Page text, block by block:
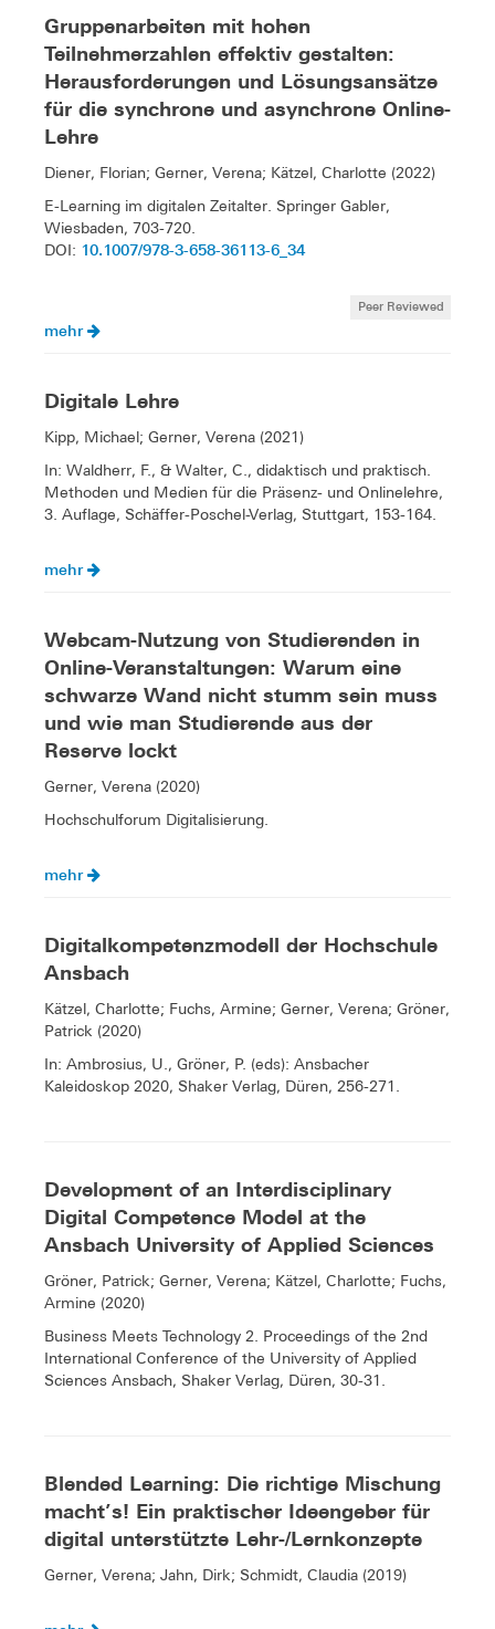
Gruppenarbeiten mit hohen
Teilnehmerzahlen effektiv gestalten:
Herausforderungen und Lösungsansätze
für die synchrone und asynchrone Online-
Lehre
Diener, Florian; Gerner, Verena; Kätzel, Charlotte (2022)
E-Learning im digitalen Zeitalter. Springer Gabler,
Wiesbaden, 703-720.
DOI: 10.1007/978-3-658-36113-6_34
Peer Reviewed
mehr
Digitale Lehre
Kipp, Michael; Gerner, Verena (2021)
In: Waldherr, F., & Walter, C., didaktisch und praktisch.
Methoden und Medien für die Präsenz- und Onlinelehre,
3. Auflage, Schäffer-Poschel-Verlag, Stuttgart, 153-164.
mehr
Webcam-Nutzung von Studierenden in
Online-Veranstaltungen: Warum eine
schwarze Wand nicht stumm sein muss
und wie man Studierende aus der
Reserve lockt
Gerner, Verena (2020)
Hochschulforum Digitalisierung.
mehr
Digitalkompetenzmodell der Hochschule
Ansbach
Kätzel, Charlotte; Fuchs, Armine; Gerner, Verena; Gröner,
Patrick (2020)
In: Ambrosius, U., Gröner, P. (eds): Ansbacher
Kaleidoskop 2020, Shaker Verlag, Düren, 256-271.
Development of an Interdisciplinary
Digital Competence Model at the
Ansbach University of Applied Sciences
Gröner, Patrick; Gerner, Verena; Kätzel, Charlotte; Fuchs,
Armine (2020)
Business Meets Technology 2. Proceedings of the 2nd
International Conference of the University of Applied
Sciences Ansbach, Shaker Verlag, Düren, 30-31.
Blended Learning: Die richtige Mischung
macht’s! Ein praktischer Ideengeber für
digital unterstützte Lehr-/Lernkonzepte
Gerner, Verena; Jahn, Dirk; Schmidt, Claudia (2019)